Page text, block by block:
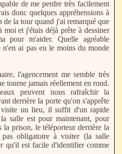
de me perdre très facilement
donc quelques appréhensions à
de la tour quand j'ai remarqué que
et j'étais déjà prête à dessiner
pour m'aider. Quelle agréable
n'en ai pas eu le moins du monde
l'agencement me semble très
tourne jamais réellement en rond.
peuvent nous rafraîchir la
derrière la porte qu'on s'apprête
un lieu, il suffit d'un rapide
salle est pour maintenant, pour
la prison, le téléporteur derrière la
obligatoire à visiter (la salle
qu'il est facile d'identifier comme